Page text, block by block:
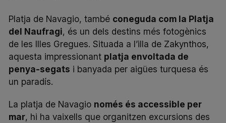
Platja de Navagio, també coneguda com la Platja
del Naufragi, és un dels destins més fotogènics
de les Illes Gregues. Situada a l’illa de Zakynthos,
aquesta impressionant platja envoltada de
penya-segats i banyada per aigües turquesa és
un paradís.
La platja de Navagio només és accessible per
mar, hi ha vaixells que organitzen excursions des